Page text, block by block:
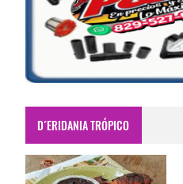
D´ERIDANIA TRÓPICO